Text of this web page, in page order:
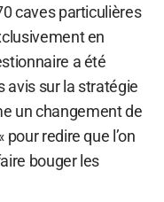
caves particulières
en
a été
avis sur la stratégie
un changement de
redire que l’on
bouger les